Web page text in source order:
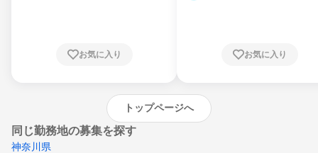
崎県、熊本県、大分県、宮崎県、鹿児島県、
お気に入り お気に入り
トップページへ
同じ勤務地の募集を探す
神奈川県